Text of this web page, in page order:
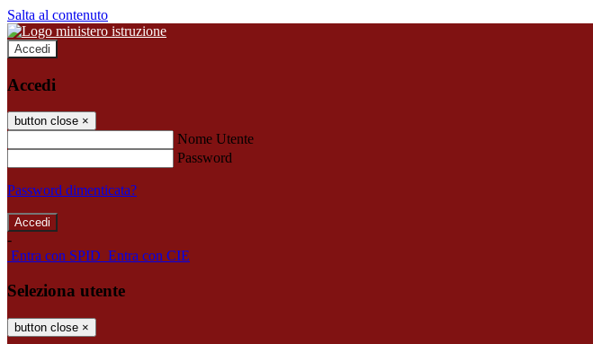
Salta al contenuto
Accedi
Accedi
button close ×
Nome Utente
Password
Password dimenticata?
-
Entra con SPID Entra con CIE
Seleziona utente
button close ×